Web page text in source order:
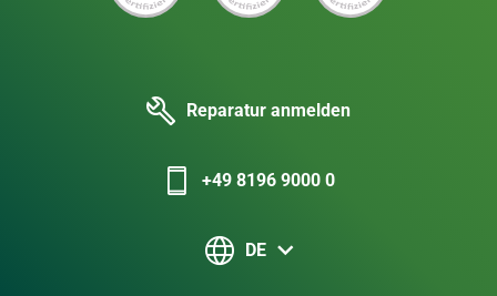
Reparatur anmelden
+49 8196 9000 0
DE